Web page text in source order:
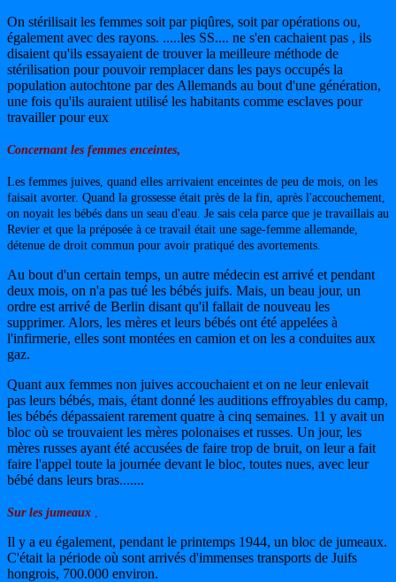
On stérilisait les femmes soit par piqûres, soit par opérations ou,
également avec des rayons. .....les SS.... ne s'en cachaient pas , ils
disaient qu'ils essayaient de trouver la meilleure méthode de
stérilisation pour pouvoir remplacer dans les pays occupés la
population autochtone par des Allemands au bout d'une génération,
une fois qu'ils auraient utilisé les habitants comme esclaves pour
travailler pour eux
Concernant les femmes enceintes,
Les femmes juives, quand elles arrivaient enceintes de peu de mois, on les
faisait avorter. Quand la grossesse était près de la fin, après l'accouchement,
on noyait les bébés dans un seau d'eau. Je sais cela parce que je travaillais au
Revier et que la préposée à ce travail était une sage-femme allemande,
détenue de droit commun pour avoir pratiqué des avortements.
Au bout d'un certain temps, un autre médecin est arrivé et pendant
deux mois, on n'a pas tué les bébés juifs. Mais, un beau jour, un
ordre est arrivé de Berlin disant qu'il fallait de nouveau les
supprimer. Alors, les mères et leurs bébés ont été appelées à
l'infirmerie, elles sont montées en camion et on les a conduites aux
gaz.
Quant aux femmes non juives accouchaient et on ne leur enlevait
pas leurs bébés, mais, étant donné les auditions effroyables du camp,
les bébés dépassaient rarement quatre à cinq semaines. 11 y avait un
bloc où se trouvaient les mères polonaises et russes. Un jour, les
mères russes ayant été accusées de faire trop de bruit, on leur a fait
faire l'appel toute la journée devant le bloc, toutes nues, avec leur
bébé dans leurs bras.......
Sur les jumeaux
Il y a eu également, pendant le printemps 1944, un bloc de jumeaux.
C'était la période où sont arrivés d'immenses transports de Juifs
hongrois, 700.000 environ.